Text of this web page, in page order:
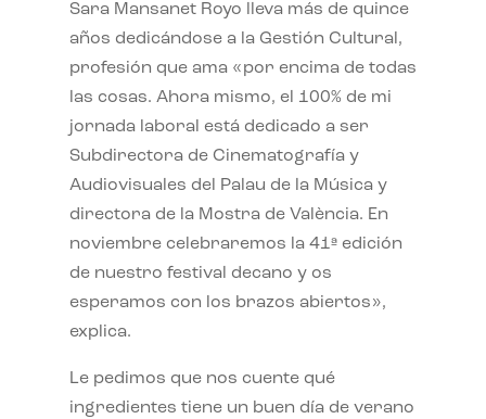
Sara Mansanet Royo lleva más de quince
años dedicándose a la Gestión Cultural,
profesión que ama «por encima de todas
las cosas. Ahora mismo, el 100% de mi
jornada laboral está dedicado a ser
Subdirectora de Cinematografía y
Audiovisuales del Palau de la Música y
directora de la Mostra de València. En
noviembre celebraremos la 41ª edición
de nuestro festival decano y os
esperamos con los brazos abiertos»,
explica.
Le pedimos que nos cuente qué
ingredientes tiene un buen día de verano